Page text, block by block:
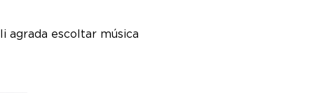
agrada escoltar música